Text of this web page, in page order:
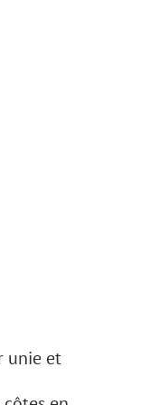
unie et